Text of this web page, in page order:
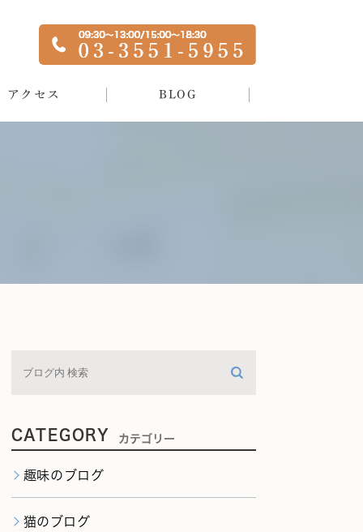
アクセス BLOG
CATEGORY カテゴリー
趣味のブログ
猫のブログ